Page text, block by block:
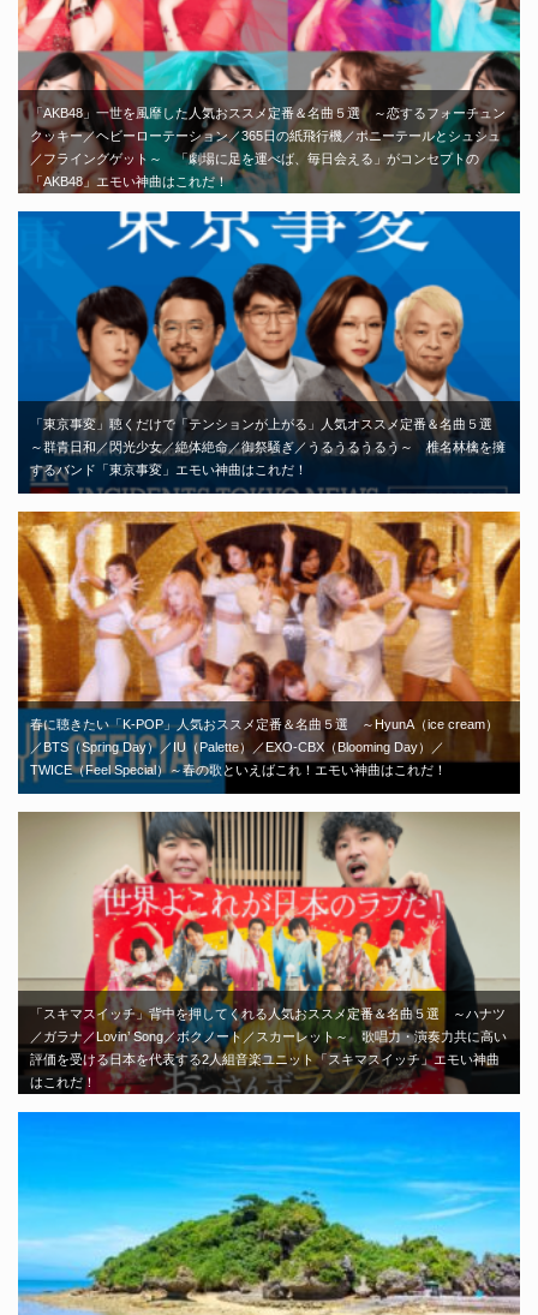
「AKB48」一世を風靡した人気おススメ定番＆名曲５選 ～恋するフォーチュン
クッキー／ヘビーローテーション／365日の紙飛行機／ポニーテールとシュシュ
／フライングゲット～ 「劇場に足を運べば、毎日会える」がコンセプトの
「AKB48」エモい神曲はこれだ！
「東京事変」聴くだけで「テンションが上がる」人気オススメ定番＆名曲５選
～群青日和／閃光少女／絶体絶命／御祭騒ぎ／うるうるうるう～ 椎名林檎を擁
するバンド「東京事変」エモい神曲はこれだ！
春に聴きたい「K-POP」人気おススメ定番＆名曲５選 ～HyunA（ice cream）
／BTS（Spring Day）／IU（Palette）／EXO-CBX（Blooming Day）／
TWICE（Feel Special）～春の歌といえばこれ！エモい神曲はこれだ！
「スキマスイッチ」背中を押してくれる人気おススメ定番＆名曲５選 ～ハナツ
／ガラナ／Lovin’ Song／ボクノート／スカーレット～ 歌唱力・演奏力共に高い
評価を受ける日本を代表する2人組音楽ユニット「スキマスイッチ」エモい神曲
はこれだ！